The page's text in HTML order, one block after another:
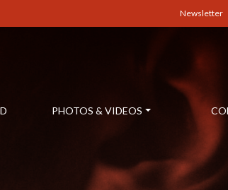
Newsletter
PHOTOS & VIDEOS